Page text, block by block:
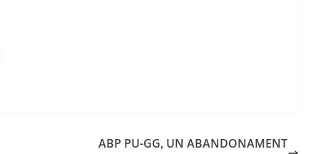
ABP PU-GG, UN ABANDONAMENT